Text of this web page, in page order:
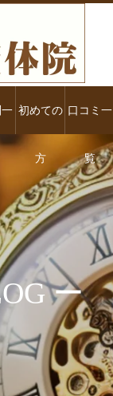
初めての
方
口コミ一
覧
ー